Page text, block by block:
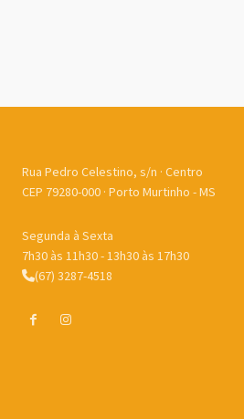
Rua Pedro Celestino, s/n · Centro
CEP 79280-000 · Porto Murtinho - MS
Segunda à Sexta
7h30 às 11h30 - 13h30 às 17h30
(67) 3287-4518